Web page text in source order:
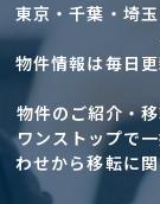
東京・千葉・埼
物件情報は毎日
物件のご紹介・
ワンストップで
わせから移転に